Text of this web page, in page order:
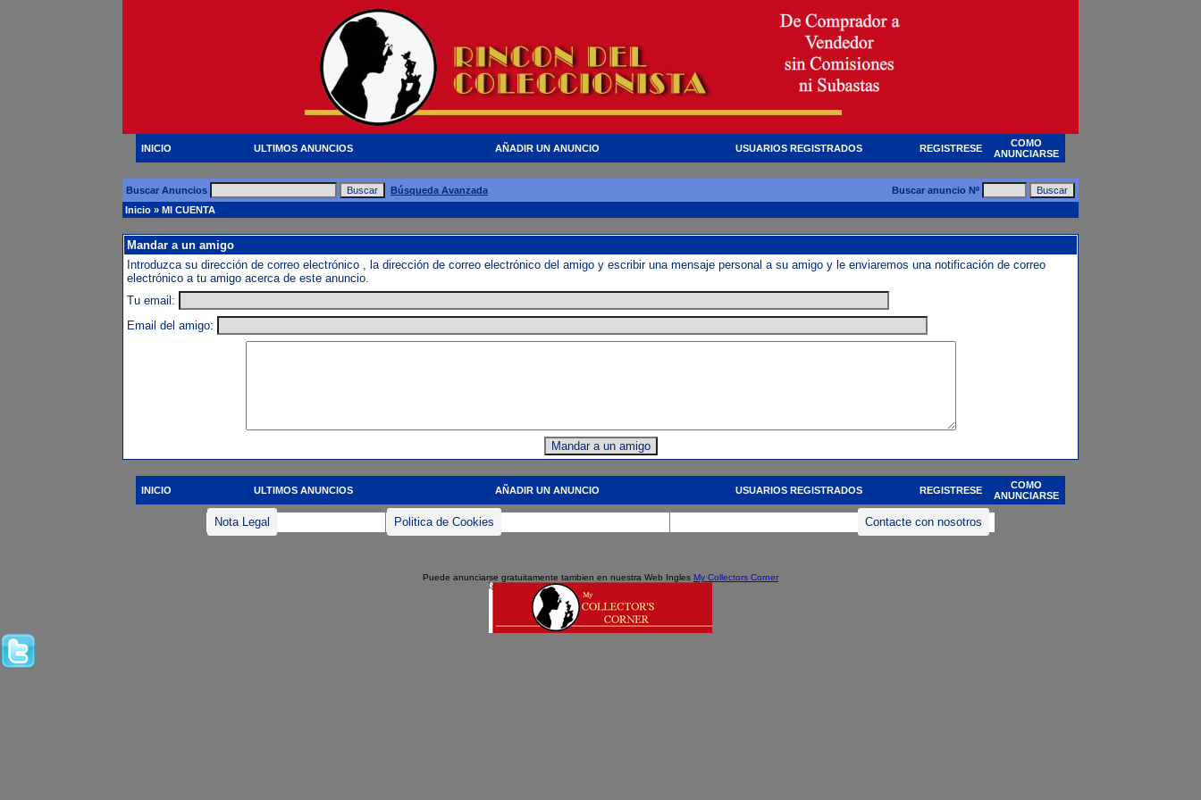
INICIO ULTIMOS ANUNCIOS AÑADIR UN ANUNCIO USUARIOS REGISTRADOS REGISTRESE
COMO
ANUNCIARSE
Buscar Anuncios Búsqueda Avanzada
Buscar anuncio Nº
Inicio » MI CUENTA
Mandar a un amigo
Introduzca su dirección de correo electrónico , la dirección de correo electrónico del amigo y escribir una mensaje personal a su amigo y le enviaremos una notificación de correo
electrónico a tu amigo acerca de este anuncio.
Tu email:
Email del amigo:
INICIO ULTIMOS ANUNCIOS AÑADIR UN ANUNCIO USUARIOS REGISTRADOS REGISTRESE
COMO
ANUNCIARSE
Nota Legal Politica de Cookies Contacte con nosotros
Puede anunciarse gratuitamente tambien en nuestra Web Ingles My Collectors Corner